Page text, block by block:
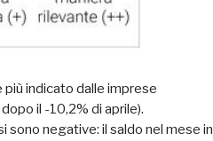
indicato dalle imprese
il -10,2% di aprile).
sono negative: il saldo nel mese in